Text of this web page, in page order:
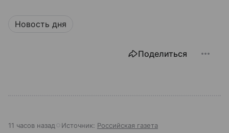
Новость дня
Поделиться
11 часов назад Источник: Российская газета